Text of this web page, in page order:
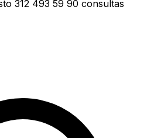
312 493 59 90 consultas